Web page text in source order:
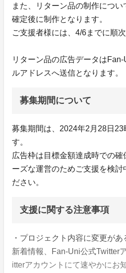
また、リターン品の制作につ
確定後に制作となります。
ご支援者様には、4/6までに順
リターン品の広告データは
ルアドレスへ送信となります。
募集期間について
募集期間は、2024年2月28日23
す。
広告枠は目標金額達成時での
ーズな運営のためご支援を検討
ださい。
支援に関する注意事項
・プロジェクト内容に変更が
新着情報、Fan-Uni公式Twitter
itterアカウントにて速やかにお